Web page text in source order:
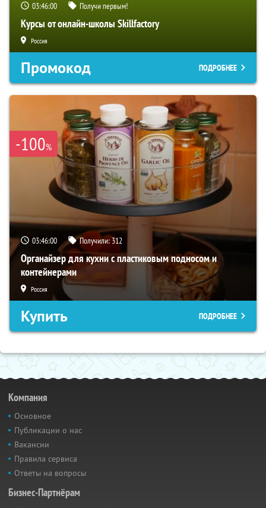
03:45:58 Получи первым!
Курсы от онлайн-школы Skillfactory
Россия
Промокод ПОДРОБНЕЕ
-100%
03:45:58 Получили: 312
Органайзер для кухни с пластиковым подносом и
контейнерами
Россия
Купить ПОДРОБНЕЕ
Компания
Основное
Публикации о нас
Вакансии
Правила сервиса
Ответы на вопросы
Бизнес-Партнёрам